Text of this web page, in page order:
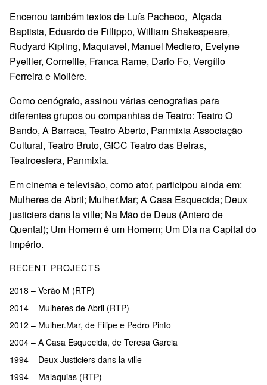
Encenou também textos de Luís Pacheco, Alçada
Baptista, Eduardo de Fillippo, William Shakespeare,
Rudyard Kipling, Maquiavel, Manuel Mediero, Evelyne
Pyeiller, Corneille, Franca Rame, Dario Fo, Vergílio
Ferreira e Molière.
Como cenógrafo, assinou várias cenografias para
diferentes grupos ou companhias de Teatro: Teatro O
Bando, A Barraca, Teatro Aberto, Panmixia Associação
Cultural, Teatro Bruto, GICC Teatro das Beiras,
Teatroesfera, Panmixia.
Em cinema e televisão, como ator, participou ainda em:
Mulheres de Abril; Mulher.Mar; A Casa Esquecida; Deux
justiciers dans la ville; Na Mão de Deus (Antero de
Quental); Um Homem é um Homem; Um Dia na Capital do
Império.
RECENT PROJECTS
2018 – Verão M (RTP)
2014 – Mulheres de Abril (RTP)
2012 – Mulher.Mar, de Filipe e Pedro Pinto
2004 – A Casa Esquecida, de Teresa Garcia
1994 – Deux Justiciers dans la ville
1994 – Malaquias (RTP)